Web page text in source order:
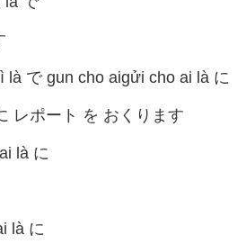
で gun cho aigửi cho ai là に
レポート を おくります
là に
là に